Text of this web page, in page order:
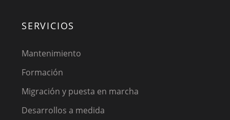
SERVICIOS
Mantenimiento
Formación
Migración y puesta en marcha
Desarrollos a medida